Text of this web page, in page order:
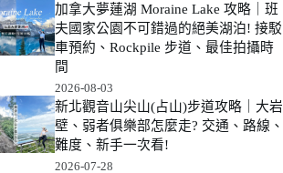
加拿大夢蓮湖 Moraine Lake 攻略｜班
夫國家公園不可錯過的絕美湖泊! 接駁
車預約、Rockpile 步道、最佳拍攝時
間
2026-08-03
新北觀音山尖山(占山)步道攻略｜大岩
壁、弱者俱樂部怎麼走? 交通、路線、
難度、新手一次看!
2026-07-28